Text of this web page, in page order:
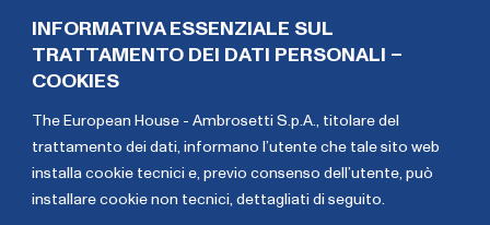
INFORMATIVA ESSENZIALE SUL
TRATTAMENTO DEI DATI PERSONALI –
COOKIES
The European House - Ambrosetti S.p.A., titolare del
trattamento dei dati, informano l’utente che tale sito web
installa cookie tecnici e, previo consenso dell’utente, può
installare cookie non tecnici, dettagliati di seguito
efficace il tema dell’acqua rispetto al
pubblico
targetBambini.
Davide
Ribelli
Federico
Buccoliero